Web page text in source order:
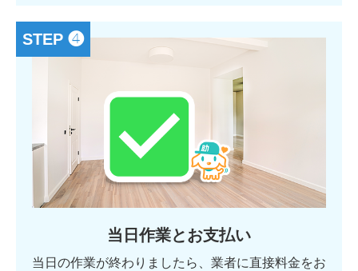
STEP ❹
当日作業とお支払い
当日の作業が終わりましたら、業者に直接料金をお